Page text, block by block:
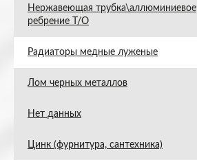
Нержавеющая трубка\аллюминиевое
ребрение Т/О
Радиаторы медные луженые
Лом черных металлов
Нет данных
Цинк (фурнитура, сантехника)